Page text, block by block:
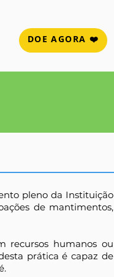
DOE AGORA ❤️
pleno da Instituição
de mantimentos,
recursos humanos ou
prática é capaz de